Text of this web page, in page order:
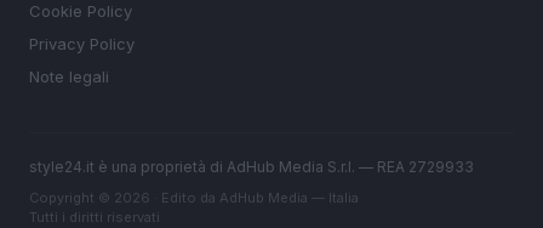
Cookie Policy
Privacy Policy
Note legali
style24.it è una proprietà di AdHub Media S.r.l. — REA 2729933
Copyright © 2026 · Edito da AdHub Media — Italia
Tutti i diritti riservati